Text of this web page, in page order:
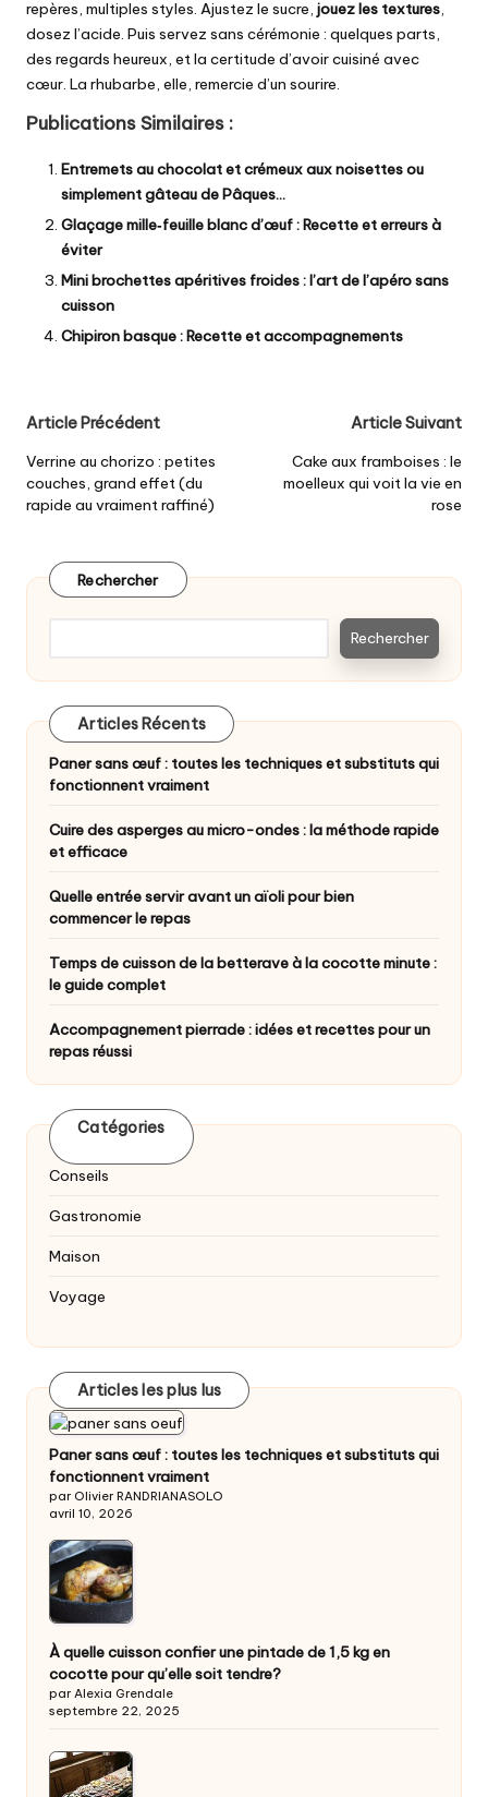
repères, multiples styles. Ajustez le sucre, jouez les textures,
dosez l’acide. Puis servez sans cérémonie : quelques parts,
des regards heureux, et la certitude d’avoir cuisiné avec
cœur. La rhubarbe, elle, remercie d’un sourire.
Publications Similaires :
Entremets au chocolat et crémeux aux noisettes ou
simplement gâteau de Pâques…
Glaçage mille‑feuille blanc d’œuf : Recette et erreurs à
éviter
Mini brochettes apéritives froides : l’art de l’apéro sans
cuisson
Chipiron basque : Recette et accompagnements
Post
navigation
Article Précédent
Verrine au chorizo : petites
couches, grand effet (du
rapide au vraiment raffiné)
Article Suivant
Cake aux framboises : le
moelleux qui voit la vie en
rose
Rechercher
Rechercher
Articles Récents
Paner sans œuf : toutes les techniques et substituts qui
fonctionnent vraiment
Cuire des asperges au micro-ondes : la méthode rapide
et efficace
Quelle entrée servir avant un aïoli pour bien
commencer le repas
Temps de cuisson de la betterave à la cocotte minute :
le guide complet
Accompagnement pierrade : idées et recettes pour un
repas réussi
Catégories
Conseils
Gastronomie
Maison
Voyage
Articles les plus lus
Paner sans œuf : toutes les techniques et substituts qui
fonctionnent vraiment
par Olivier RANDRIANASOLO
avril 10, 2026
À quelle cuisson confier une pintade de 1,5 kg en
cocotte pour qu’elle soit tendre?
par Alexia Grendale
septembre 22, 2025